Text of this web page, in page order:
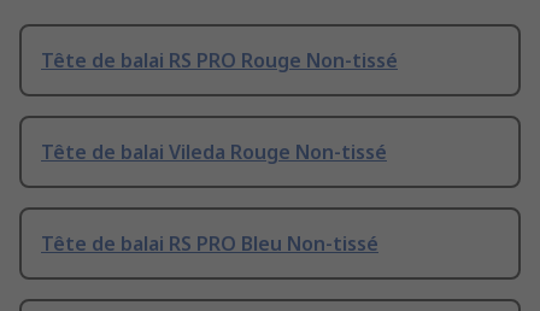
Tête de balai RS PRO Rouge Non-tissé
Tête de balai Vileda Rouge Non-tissé
Tête de balai RS PRO Bleu Non-tissé